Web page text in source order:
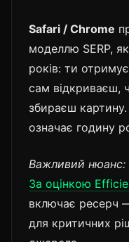
Safari / Chrome
моделлю SERP,
років: ти
сам відкриваєш,
збираєш
означає годину
Важливий нюанс:
За оцінкою
включає ресерч
для критичних